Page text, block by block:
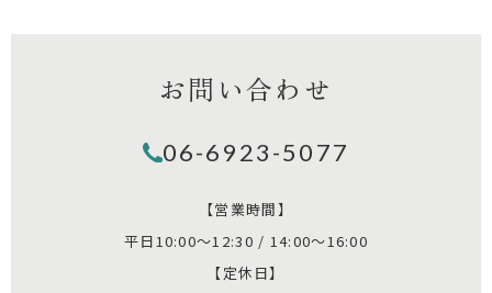
お問い合わせ
06-6923-5077
【営業時間】
平日10:00～12:30 / 14:00～16:00
【定休日】